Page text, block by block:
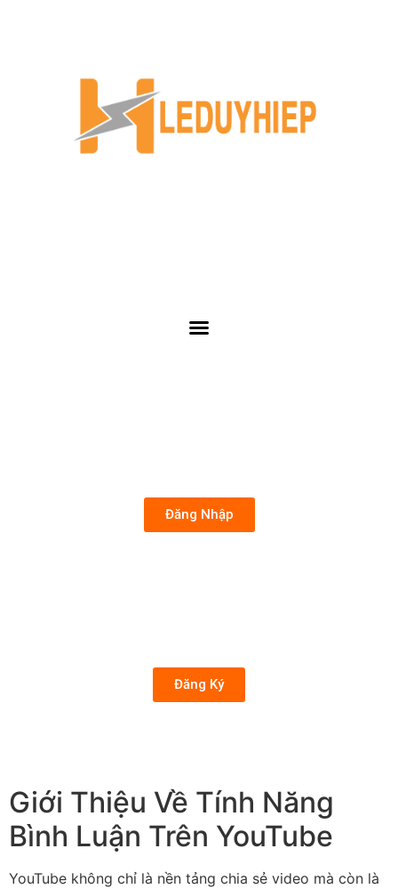
Đăng Nhập
Đăng Ký
Giới Thiệu Về Tính Năng
Bình Luận Trên YouTube
YouTube không chỉ là nền tảng chia sẻ video mà còn là